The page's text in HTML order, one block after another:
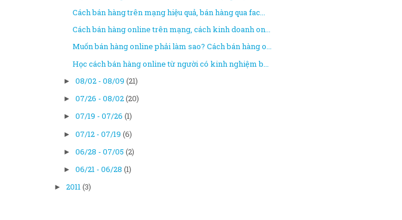
Cách bán hàng trên mạng hiệu quả, bán hàng qua fac...
Cách bán hàng online trên mạng, cách kinh doanh on...
Muốn bán hàng online phải làm sao? Cách bán hàng o...
Học cách bán hàng online từ người có kinh nghiệm b...
► 08/02 - 08/09 (21)
► 07/26 - 08/02(20)
► 07/19 - 07/26 (1)
► 07/12 - 07/19 (6)
► 06/28 - 07/05 (2)
► 06/21 - 06/28 (1)
► 2011(3)